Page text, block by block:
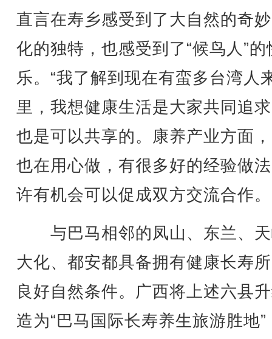
直言在寿乡感受到了大自然的奇
化的独特，也感受到了“候鸟人”的
乐。“我了解到现在有蛮多台湾人
里，我想健康生活是大家共同追
也是可以共享的。康养产业方面
也在用心做，有很多好的经验做
许有机会可以促成双方交流合作。
与巴马相邻的凤山、东兰、
大化、都安都具备拥有健康长寿
良好自然条件。广西将上述六县
造为“巴马国际长寿养生旅游胜地”